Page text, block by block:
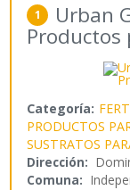
1 Urban
Productos
Categoría:
PRODUCTOS
SUSTRATOS
Dirección:
Comuna: